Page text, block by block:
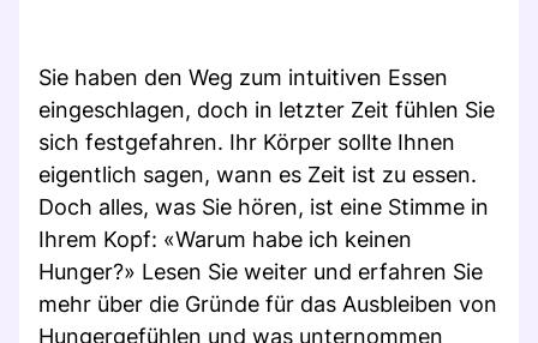
Sie haben den Weg zum intuitiven Essen
eingeschlagen, doch in letzter Zeit fühlen Sie
sich festgefahren. Ihr Körper sollte Ihnen
eigentlich sagen, wann es Zeit ist zu essen.
Doch alles, was Sie hören, ist eine Stimme in
Ihrem Kopf: «Warum habe ich keinen
Hunger?» Lesen Sie weiter und erfahren Sie
mehr über die Gründe für das Ausbleiben von
Hungergefühlen und was unternommen